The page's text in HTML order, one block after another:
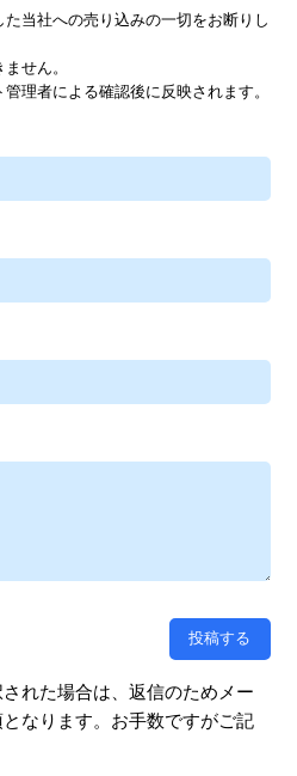
当社への売り込みの一切をお断りし
せん。
理者による確認後に反映されます。
れた場合は、返信のためメー
なります。お手数ですがご記